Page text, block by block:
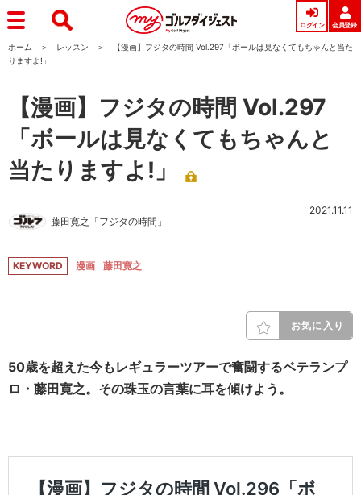
ログイン 会員登録
ホーム レッスン
【漫画】フジタの時間 Vol.297「ボールは見なくてもちゃんと当た
りますよ!」
【漫画】フジタの時間 Vol.297
「ボールは見なくてもちゃんと
当たりますよ!」
藤田寛之「フジタの時間」
2021.11.11
KEYWORD 漫画 藤田寛之
お気に入り
50歳を超えた今もレギュラーツアーで奮闘するベテランプ
ロ・藤田寛之。その珠玉の言葉に耳を傾けよう。